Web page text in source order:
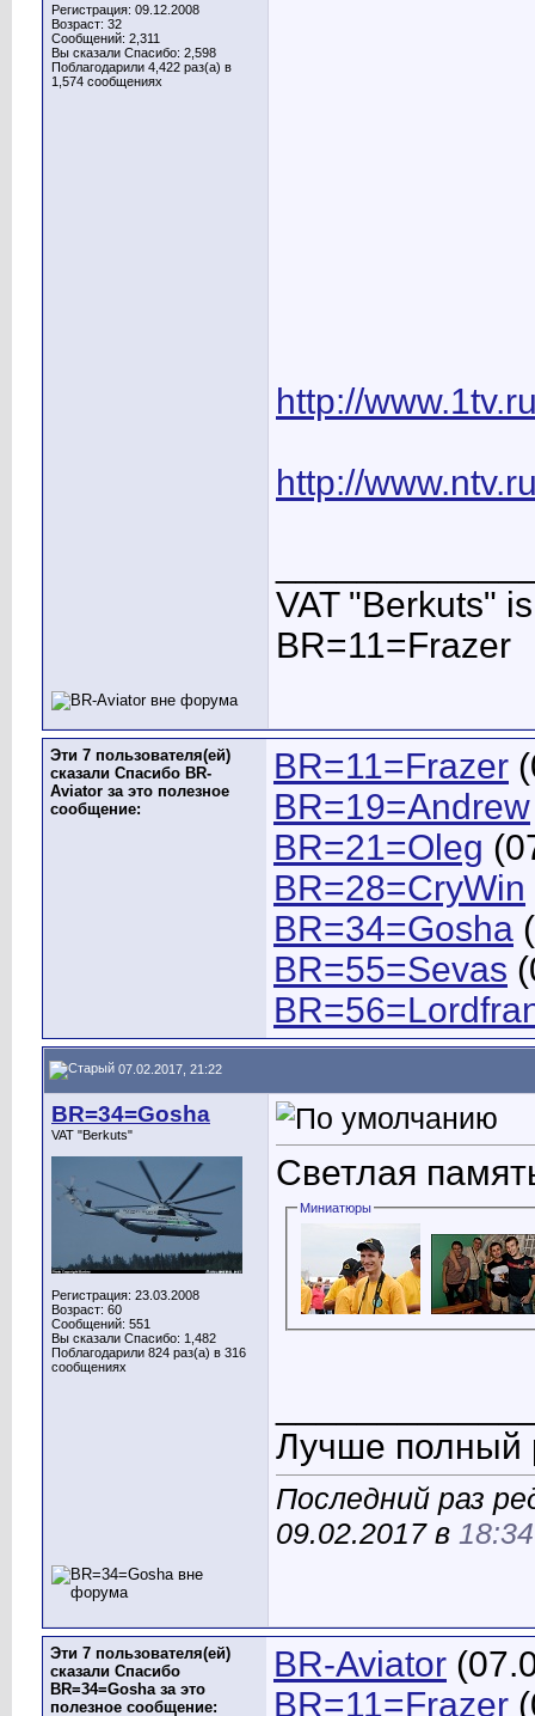
Регистрация: 09.12.2008
Возраст: 32
Сообщений: 2,311
Вы сказали Спасибо: 2,598
Поблагодарили 4,422 раз(а) в
1,574 сообщениях
http://
http://
VAT "Berkuts"
BR=11=Frazer
Эти 7 пользователя(ей)
сказали Спасибо BR-
Aviator за это полезное
сообщение:
BR=11=Frazer
BR=19=Andrew
BR=21=Oleg
BR=28=CryWin
BR=34=Gosha
BR=55=Sevas
07.02.2017, 21:22
BR=34=Gosha
VAT "Berkuts"
Регистрация: 23.03.2008
Возраст: 60
Сообщений: 551
Вы сказали Спасибо: 1,482
Поблагодарили 824 раз(а) в 316
сообщениях
Светлая
Миниатюры
Лучше полный
Последний раз
09.02.2017 в 18:34
Эти 7 пользователя(ей)
сказали Спасибо
BR=34=Gosha за это
полезное сообщение:
BR-Aviator
BR=11=Frazer